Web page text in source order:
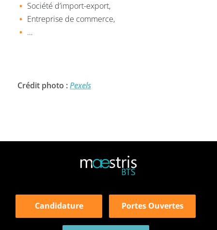
Société d’import-export,
Entreprise de commerce,
…
Crédit photo :Pexels
Candidature Portes Ouvertes